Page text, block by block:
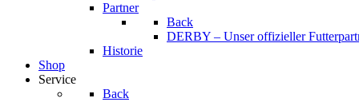
Partner
Back
DERBY – Unser offizieller
Historie
Shop
Service
Back